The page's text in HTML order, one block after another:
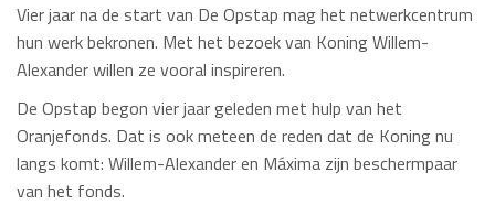
Vier jaar na de start van De Opstap mag het netwerkcentrum
hun werk bekronen. Met het bezoek van Koning Willem-
Alexander willen ze vooral inspireren.
De Opstap begon vier jaar geleden met hulp van het
Oranjefonds. Dat is ook meteen de reden dat de Koning nu
langs komt: Willem-Alexander en Máxima zijn beschermpaar
van het fonds.